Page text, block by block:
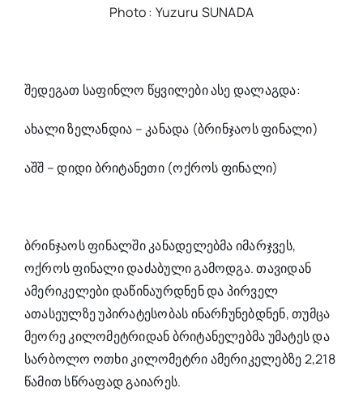
Photo : Yuzuru SUNADA
შედეგათ საფინლო წყვილები ასე დალაგდა:
ახალი ზელანდია – კანადა (ბრინჯაოს ფინალი)
აშშ – დიდი ბრიტანეთი (ოქროს ფინალი)
ბრინჯაოს ფინალში კანადელებმა იმარჯვეს,
ოქროს ფინალი დაძაბული გამოდგა. თავიდან
ამერიკელები დაწინაურდნენ და პირველ
ათასეულზე უპირატესობას ინარჩუნებდნენ, თუმცა
მეორე კილომეტრიდან ბრიტანელებმა უმატეს და
სარბოლო ოთხი კილომეტრი ამერიკელებზე 2,218
წამით სწრაფად გაიარეს.